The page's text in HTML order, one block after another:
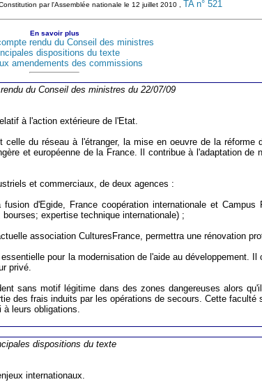
par l'Assemblée nationale le 12 juillet 2010 , TA n° 521
En savoir plus
rendu du Conseil des ministres
dispositions du texte
amendements des commissions
du Conseil des ministres du 22/07/09
à l'action extérieure de l'Etat.
du réseau à l'étranger, la mise en oeuvre de la
et européenne de la France. Il contribue à l'adaptation de
et commerciaux, de deux agences :
d'Egide, France coopération internationale et
expertise technique internationale) ;
association CulturesFrance, permettra une rénovation
pour la modernisation de l'aide au développement.
privé.
sans motif légitime dans des zones dangereuses alors
des frais induits par les opérations de secours. Cette faculté
à leurs obligations.
dispositions du texte
internationaux.